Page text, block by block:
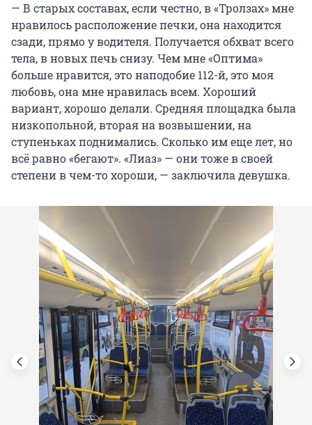
— В старых составах, если честно, в «Тролзах» мне
нравилось расположение печки, она находится
сзади, прямо у водителя. Получается обхват всего
тела, в новых печь снизу. Чем мне «Оптима»
больше нравится, это наподобие 112-й, это моя
любовь, она мне нравилась всем. Хороший
вариант, хорошо делали. Средняя площадка была
низкопольной, вторая на возвышении, на
ступеньках поднимались. Сколько им еще лет, но
всё равно «бегают». «Лиаз» — они тоже в своей
степени в чем-то хороши, — заключила девушка.